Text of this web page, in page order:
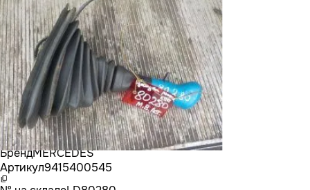
БрендMERCEDES
Артикул9415400545